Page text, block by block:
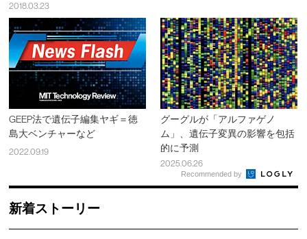
2018.03.23
GEEP法で遺伝子編集ヤギ＝徳
島大ベンチャーなど
2022.09.19
グーグルが「アルファゲノ
ム」、遺伝子変異の影響を包括
的に予測
2025.06.26
Recommended by
新着ストーリー